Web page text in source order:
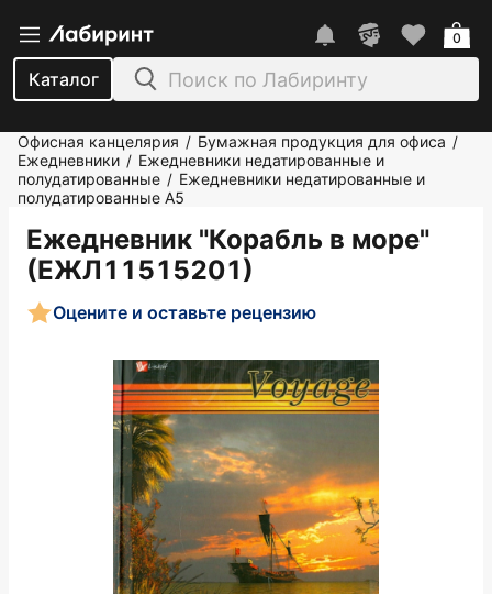
Каталог
0
Офисная канцелярия / Бумажная продукция для офиса /
Ежедневники / Ежедневники недатированные и
полудатированные / Ежедневники недатированные и
полудатированные А5
Ежедневник "Корабль в море"
(ЕЖЛ11515201)
Оцените и оставьте рецензию